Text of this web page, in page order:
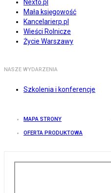
Nexto.pl
Mała księgowość
Kancelarierp.pl
Wieści Rolnicze
Życie Warszawy
NASZE WYDARZENIA
Szkolenia i konferencje
MAPA STRONY
OFERTA PRODUKTOWA